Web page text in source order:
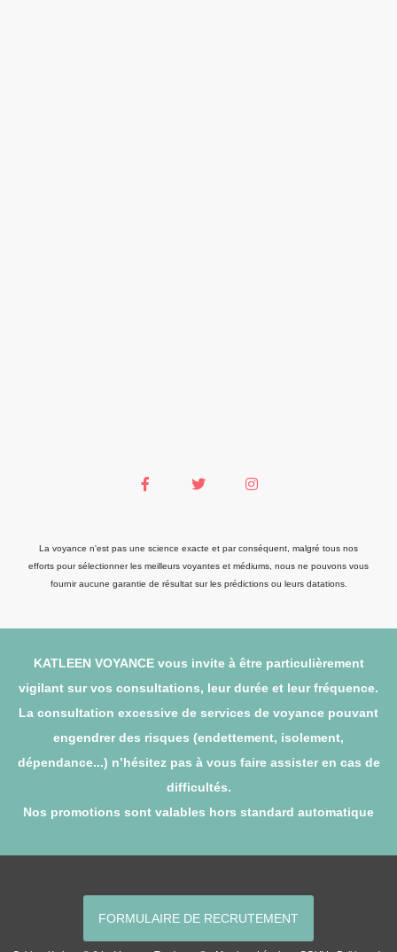
La voyance n'est pas une science exacte et par conséquent, malgré tous nos
efforts pour sélectionner les meilleurs voyantes et médiums, nous ne pouvons vous
fournir aucune garantie de résultat sur les prédictions ou leurs datations.
KATLEEN VOYANCE vous invite à être particulièrement
vigilant sur vos consultations, leur durée et leur fréquence.
La consultation excessive de services de voyance pouvant
engendrer des risques (endettement, isolement,
dépendance...) n’hésitez pas à vous faire assister en cas de
difficultés.
Nos promotions sont valables hors standard automatique
FORMULAIRE DE RECRUTEMENT